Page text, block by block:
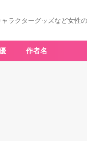
ラクターグッズなど女性
作者名